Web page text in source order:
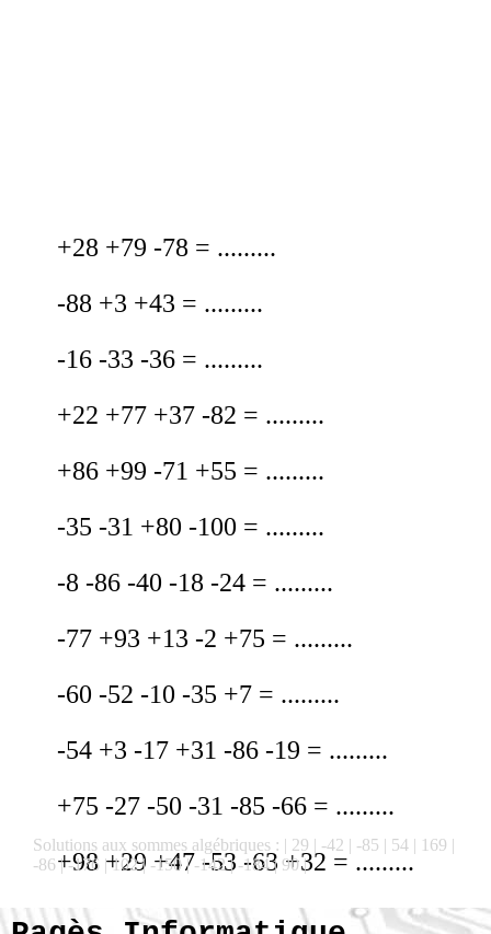
+28 +79 -78 = .........
-88 +3 +43 = .........
-16 -33 -36 = .........
+22 +77 +37 -82 = .........
+86 +99 -71 +55 = .........
-35 -31 +80 -100 = .........
-8 -86 -40 -18 -24 = .........
-77 +93 +13 -2 +75 = .........
-60 -52 -10 -35 +7 = .........
-54 +3 -17 +31 -86 -19 = .........
+75 -27 -50 -31 -85 -66 = .........
+98 +29 +47 -53 -63 +32 = .........
Solutions aux sommes algébriques : | 29 | -42 | -85 | 54 | 169 |
-86 | -176 | 102 | -150 | -142 | -184 | 90 |